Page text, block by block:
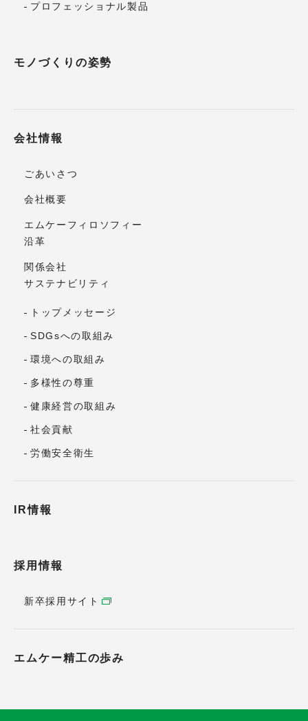
プロフェッショナル製品
モノづくりの姿勢
会社情報
ごあいさつ
会社概要
エムケーフィロソフィー
沿革
関係会社
サステナビリティ
トップメッセージ
SDGsへの取組み
環境への取組み
多様性の尊重
健康経営の取組み
社会貢献
労働安全衛生
IR情報
採用情報
新卒採用サイト
エムケー精工の歩み